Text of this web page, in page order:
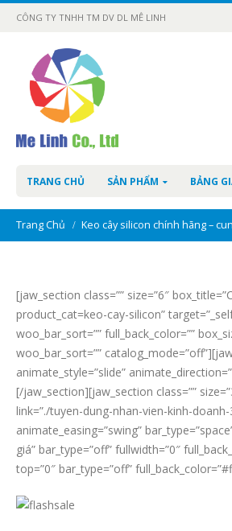
CÔNG TY TNHH TM DV DL MÊ LINH
TRANG CHỦ SẢN PHẨM BẢNG
Trang Chủ Keo cây silicon chính hãng –
[jaw_section class=”” size=”6″
product_cat=keo-cay-silicon”
woo_bar_sort=”” full_back_color=””
woo_bar_sort=””
animate_style=”slide”
[/jaw_section][jaw_section class=””
link=”./tuyen-dung-nhan-vien-kinh-
animate_easing=”swing”
giá” bar_type=”off” fullwidth=”0″
top=”0″ bar_type=”off”